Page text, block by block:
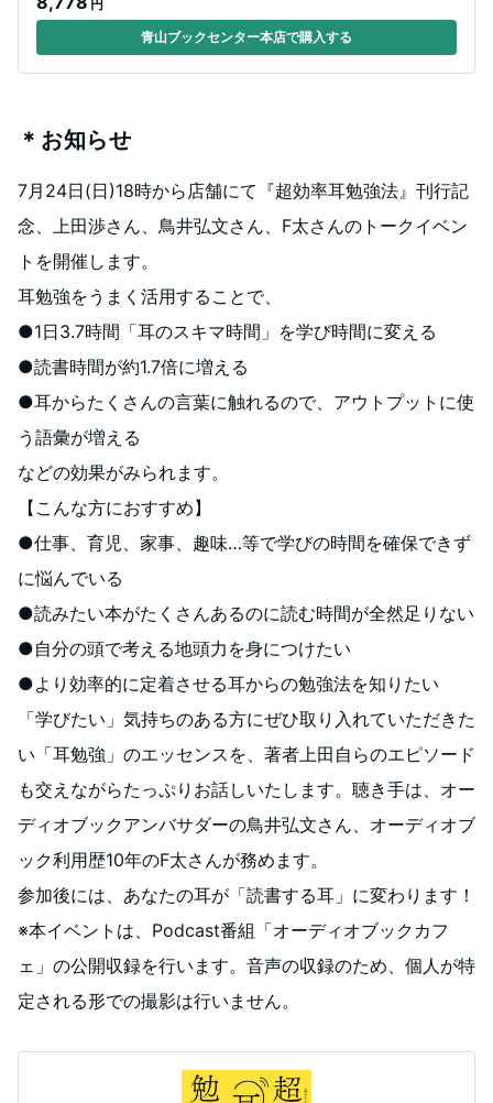
円
青山ブックセンター本店で購入する
＊お知らせ
7月24日(日)18時から店舗にて『超効率耳勉強法』刊行記
念、上田渉さん、鳥井弘文さん、F太さんのトークイベン
トを開催します。
耳勉強をうまく活用することで、
●1日3.7時間「耳のスキマ時間」を学び時間に変える
●読書時間が約1.7倍に増える
●耳からたくさんの言葉に触れるので、アウトプットに使
う語彙が増える
などの効果がみられます。
【こんな方におすすめ】
●仕事、育児、家事、趣味…等で学びの時間を確保できず
に悩んでいる
●読みたい本がたくさんあるのに読む時間が全然足りない
●自分の頭で考える地頭力を身につけたい
●より効率的に定着させる耳からの勉強法を知りたい
「学びたい」気持ちのある方にぜひ取り入れていただきた
い「耳勉強」のエッセンスを、著者上田自らのエピソード
も交えながらたっぷりお話しいたします。聴き手は、オー
ディオブックアンバサダーの鳥井弘文さん、オーディオブ
ック利用歴10年のF太さんが務めます。
参加後には、あなたの耳が「読書する耳」に変わります！
※本イベントは、Podcast番組「オーディオブックカフ
ェ」の公開収録を行います。音声の収録のため、個人が特
定される形での撮影は行いません。